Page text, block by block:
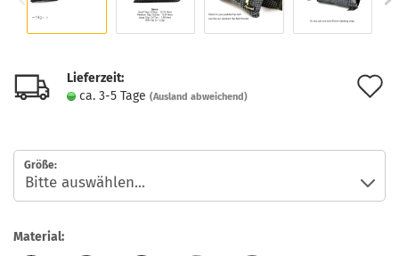
Lieferzeit:
ca. 3-5 Tage (Ausland abweichend)
Größe:
Material: